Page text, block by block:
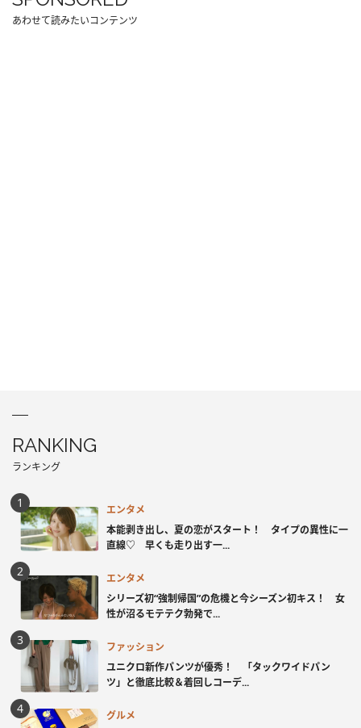
あわせて読みたいコンテンツ
RANKING
ランキング
エンタメ
本能剥き出し、夏の恋がスタート！ タイプの異性に一
直線♡ 早くも走り出す一...
エンタメ
シリーズ初“強制帰国”の危機と今シーズン初キス！ 女
性が沼るモテテク勃発で...
ファッション
ユニクロ新作パンツが優秀！ 「タックワイドパン
ツ」と徹底比較＆着回しコーデ...
グルメ